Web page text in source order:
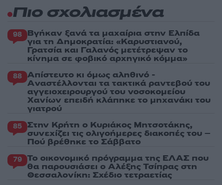
Πιο σχολιασμένα
98 Βγήκαν ξανά τα μαχαίρια στην Ελπίδα
για τη Δημοκρατία: «Καρυστιανού,
Γρατσία και Γαλανός μετέτρεψαν το
κίνημα σε φοβικό αρχηγικό κόμμα»
88 Απίστευτο κι όμως αληθινό -
Aναστέλλονται τα τακτικά ραντεβού του
αγγειοχειρουργού του νοσοκομείου
Χανίων επειδή κλάπηκε το μηχανάκι του
γιατρού
85 Στην Κρήτη ο Κυριάκος Μητσοτάκης,
συνεχίζει τις ολιγοήμερες διακοπές του –
Πού βρέθηκε το Σάββατο
79 Το οικονομικό πρόγραμμα της ΕΛΑΣ που
θα παρουσιάσει ο Αλέξης Τσίπρας στη
Θεσσαλονίκη: Σχέδιο τετραετίας